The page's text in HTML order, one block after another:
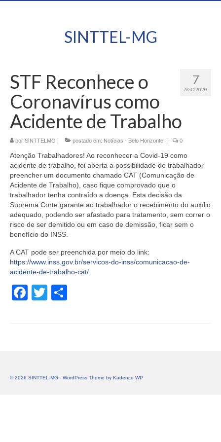
SINTTEL-MG
7
AGO 2020
STF Reconhece o
Coronavírus como
Acidente de Trabalho
por SINTTELMG | postado em: Notícias - Belo Horizonte | 0
Atenção Trabalhadores! Ao reconhecer a Covid-19 como
acidente de trabalho, foi aberta a possibilidade do trabalhador
preencher um documento chamado CAT (Comunicação de
Acidente de Trabalho), caso fique comprovado que o
trabalhador tenha contraído a doença. Esta decisão da
Suprema Corte garante ao trabalhador o recebimento do auxílio
adequado, podendo ser afastado para tratamento, sem correr o
risco de ser demitido ou em caso de demissão, ficar sem o
benefício do INSS.
A CAT pode ser preenchida por meio do link:
https://www.inss.gov.br/servicos-do-inss/comunicacao-de-
acidente-de-trabalho-cat/
Facebook
Twitter
© 2026 SINTTEL-MG - WordPress Theme by Kadence WP